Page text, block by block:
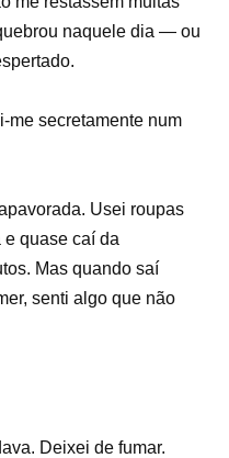
naquele dia — ou
me secretamente num
Usei roupas
e quase caí da
Mas quando saí
senti algo que não
Deixei de fumar.